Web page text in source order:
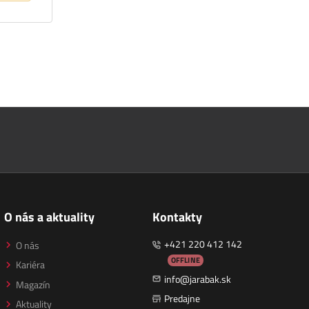
O nás a aktuality
O nás
Kariéra
Magazín
Aktuality
Kontakty
+421 220 412 142
OFFLINE
info@jarabak.sk
Predajne